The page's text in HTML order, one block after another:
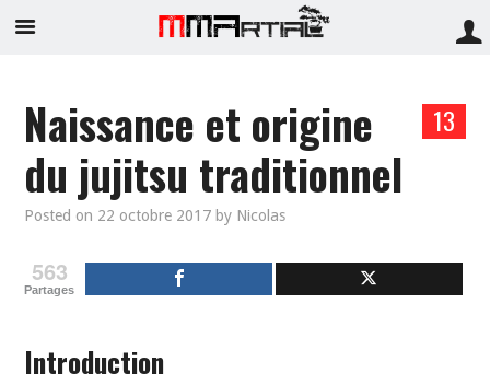
13
Naissance et origine
du jujitsu traditionnel
Posted on 22 octobre 2017 by Nicolas
563
Partages
Introduction